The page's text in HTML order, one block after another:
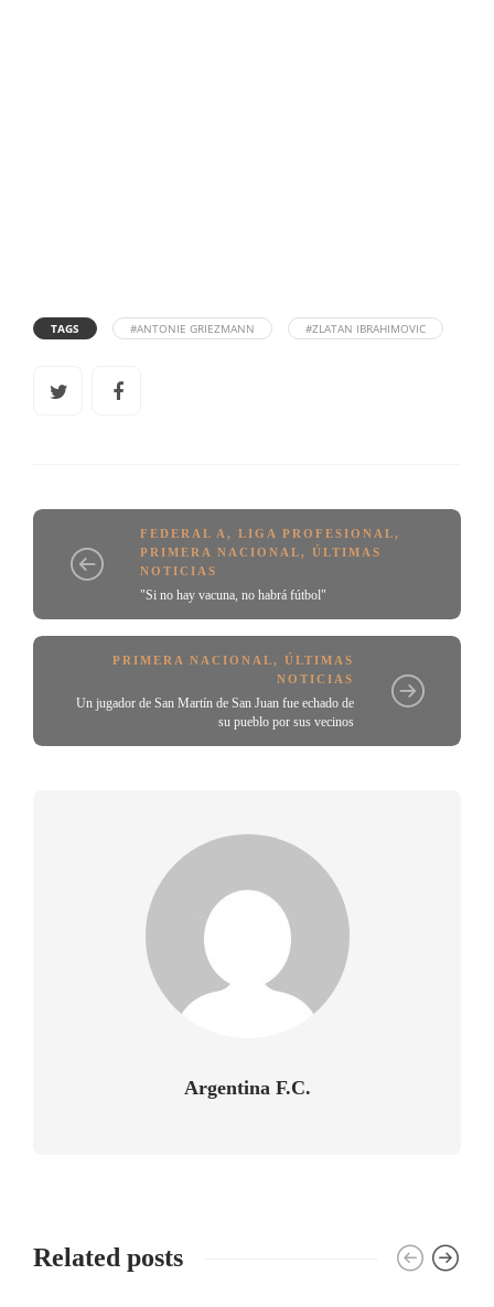
TAGS #ANTONIE GRIEZMANN #ZLATAN IBRAHIMOVIC
FEDERAL A , LIGA PROFESIONAL,
PRIMERA NACIONAL, ÚLTIMAS
NOTICIAS
"Si no hay vacuna, no habrá fútbol"
PRIMERA NACIONAL, ÚLTIMAS
NOTICIAS
Un jugador de San Martín de San Juan fue echado de
su pueblo por sus vecinos
Argentina F.C.
Related posts